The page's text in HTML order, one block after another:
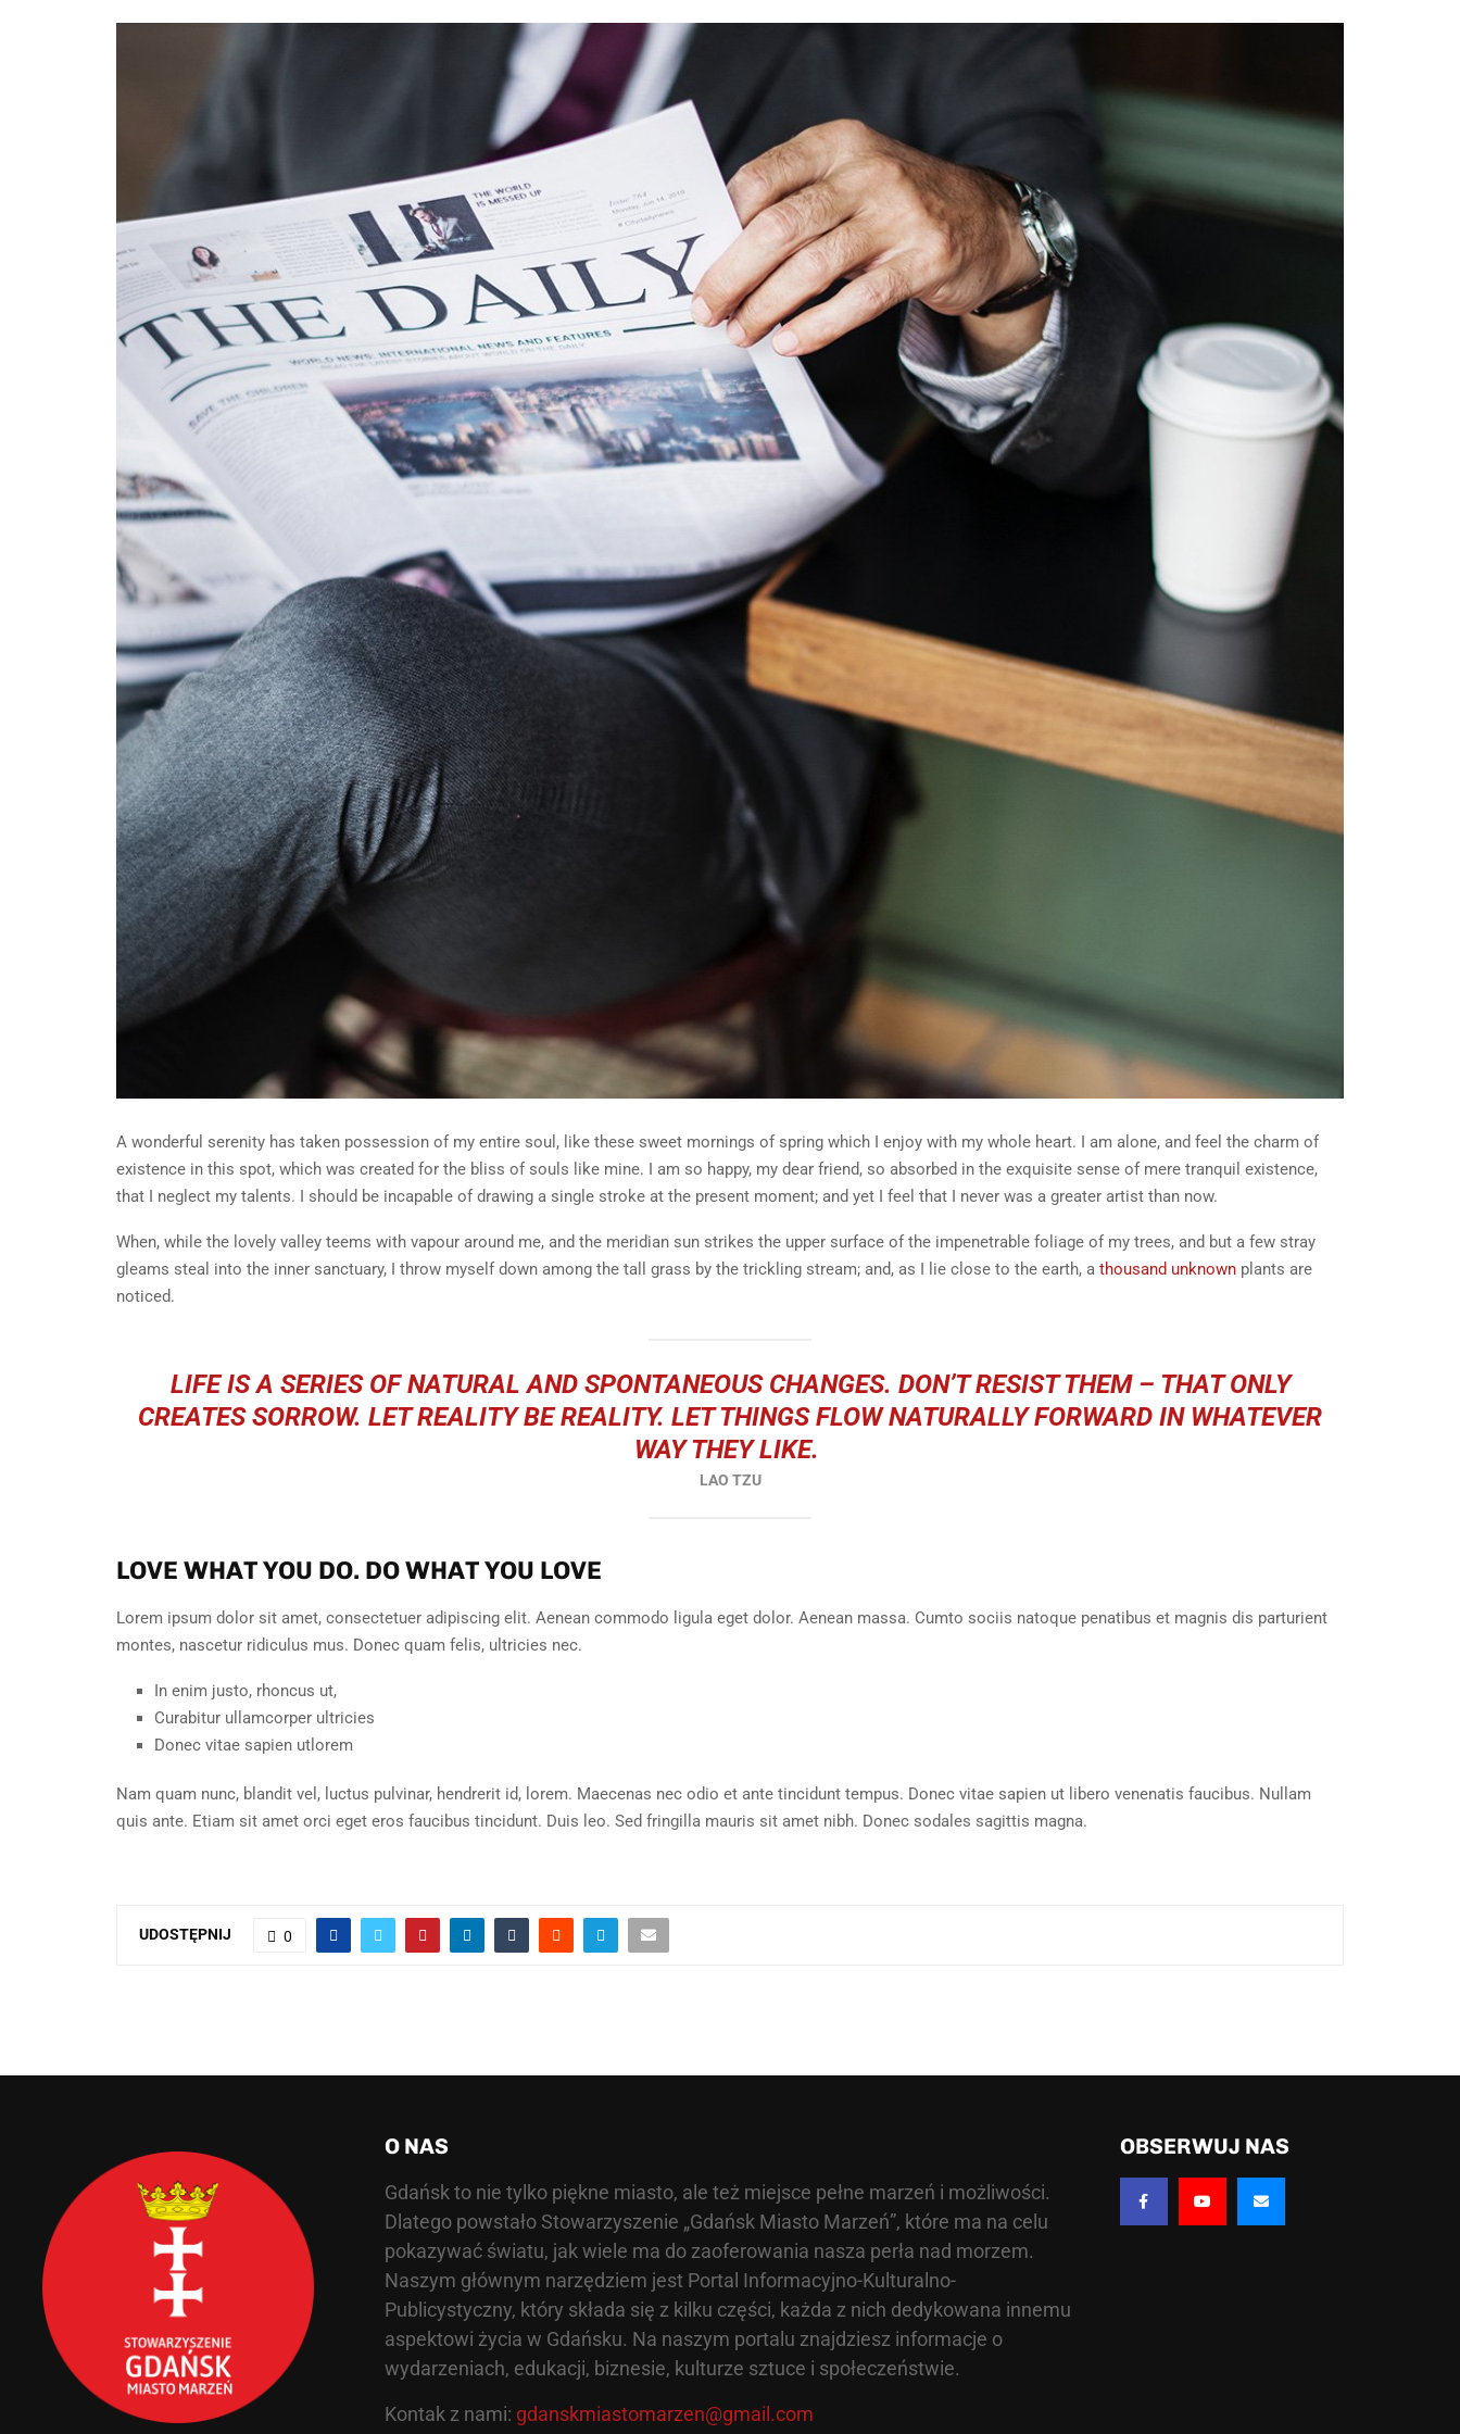
A wonderful serenity has taken possession of my entire soul, like these sweet mornings of spring which I enjoy with my whole heart. I am alone, and feel the charm of
existence in this spot, which was created for the bliss of souls like mine. I am so happy, my dear friend, so absorbed in the exquisite sense of mere tranquil existence,
that I neglect my talents. I should be incapable of drawing a single stroke at the present moment; and yet I feel that I never was a greater artist than now.
When, while the lovely valley teems with vapour around me, and the meridian sun strikes the upper surface of the impenetrable foliage of my trees, and but a few stray
gleams steal into the inner sanctuary, I throw myself down among the tall grass by the trickling stream; and, as I lie close to the earth, a thousand unknown plants are
noticed.
LIFE IS A SERIES OF NATURAL AND SPONTANEOUS CHANGES. DON’T RESIST THEM – THAT ONLY
CREATES SORROW. LET REALITY BE REALITY. LET THINGS FLOW NATURALLY FORWARD IN WHATEVER
WAY THEY LIKE.
LAO TZU
LOVE WHAT YOU DO. DO WHAT YOU LOVE
Lorem ipsum dolor sit amet, consectetuer adipiscing elit. Aenean commodo ligula eget dolor. Aenean massa. Cumto sociis natoque penatibus et magnis dis parturient
montes, nascetur ridiculus mus. Donec quam felis, ultricies nec.
In enim justo, rhoncus ut,
Curabitur ullamcorper ultricies
Donec vitae sapien utlorem
Nam quam nunc, blandit vel, luctus pulvinar, hendrerit id, lorem. Maecenas nec odio et ante tincidunt tempus. Donec vitae sapien ut libero venenatis faucibus. Nullam
quis ante. Etiam sit amet orci eget eros faucibus tincidunt. Duis leo. Sed fringilla mauris sit amet nibh. Donec sodales sagittis magna.
UDOSTĘPNIJ 0
O NAS
Gdańsk to nie tylko piękne miasto, ale też miejsce pełne marzeń i możliwości.
Dlatego powstało Stowarzyszenie „Gdańsk Miasto Marzeń”, które ma na celu
pokazywać światu, jak wiele ma do zaoferowania nasza perła nad morzem.
Naszym głównym narzędziem jest Portal Informacyjno-Kulturalno-
Publicystyczny, który składa się z kilku części, każda z nich dedykowana innemu
aspektowi życia w Gdańsku. Na naszym portalu znajdziesz informacje o
wydarzeniach, edukacji, biznesie, kulturze sztuce i społeczeństwie.
Kontak z nami: gdanskmiastomarzen@gmail.com
OBSERWUJ NAS